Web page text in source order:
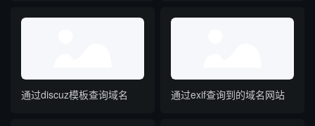
通过discuz模板查询域名 通过exif查询到的域名网站